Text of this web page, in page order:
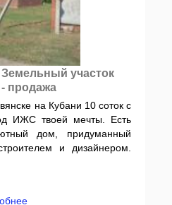
участок
продажа
на Кубани 10 соток с
ИЖС твоей мечты. Есть
дом, придуманный
и дизайнером.